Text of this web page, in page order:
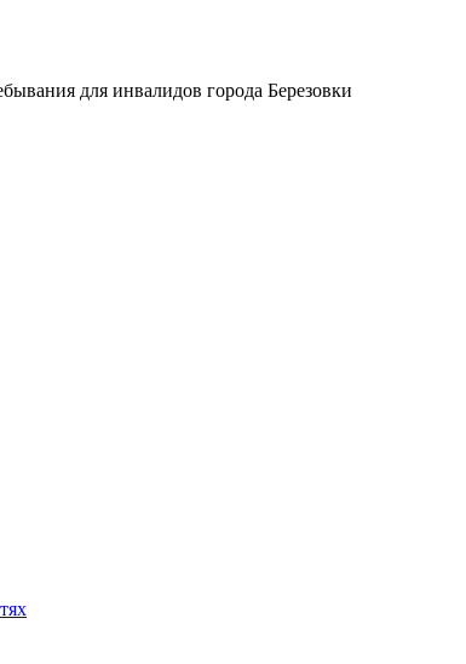
для инвалидов города Березовки